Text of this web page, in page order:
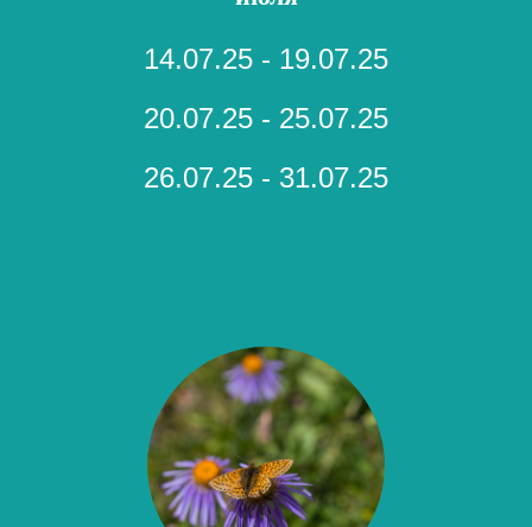
14.07.25 - 19.07.25
20.07.25 - 25.07.25
26.07.25 - 31.07.25